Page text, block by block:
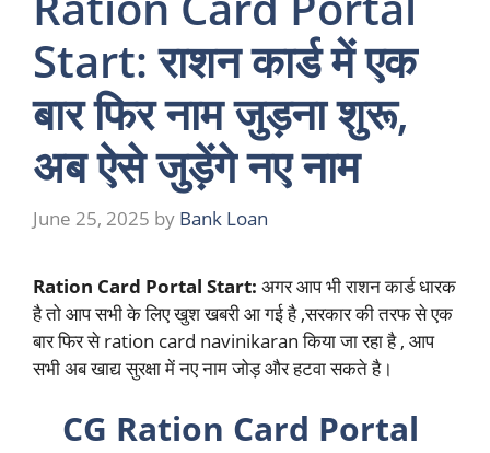
Start: राशन कार्ड में एक
बार फिर नाम जुड़ना शुरू,
अब ऐसे जुड़ेंगे नए नाम
June 25, 2025 by Bank Loan
Ration Card Portal Start: अगर आप भी राशन कार्ड धारक
है तो आप सभी के लिए खुश खबरी आ गई है ,सरकार की तरफ से एक
बार फिर से ration card navinikaran किया जा रहा है , आप
सभी अब खाद्य सुरक्षा में नए नाम जोड़ और हटवा सकते है।
CG Ration Card Portal